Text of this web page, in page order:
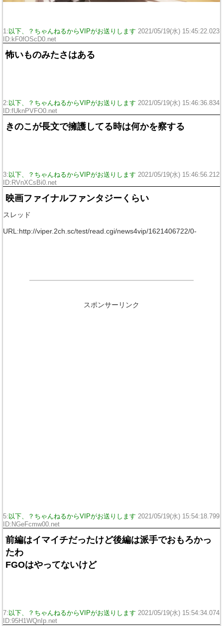
1: 以下、？ちゃんねるからVIPがお送りします 2021/05/19(水) 15:45:22.023
ID:kF0fOScD0.net
怖いものみたさはある
2: 以下、？ちゃんねるからVIPがお送りします 2021/05/19(水) 15:46:36.834
ID:fUknPVFO0.net
きのこが長文で擁護してる時は何かを察する
3: 以下、？ちゃんねるからVIPがお送りします 2021/05/19(水) 15:46:56.212
ID:RVnXCsBi0.net
映画ファイナルファンタジーくらい
スレッド
URL:http://viper.2ch.sc/test/read.cgi/news4vip/1621406722/0-
スポンサーリンク
5: 以下、？ちゃんねるからVIPがお送りします 2021/05/19(水) 15:54:18.799
ID:NGeFcmw00.net
前編はイマイチだったけど後編は派手でおもろかっ
たわ
FGOはやってないけど
7: 以下、？ちゃんねるからVIPがお送りします 2021/05/19(水) 15:54:34.074
ID:95H1WQnIp.net